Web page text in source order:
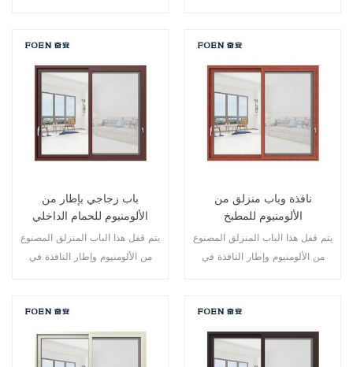
الأبواب لتلبية الاحتياجات المعمارية
المختلفة.
أنواع مختلفة من الأبواب لتلبية
باب زجاجي بإطار من
الألومنيوم للحمام الداخلي
يتم قفل هذا الباب المنزلق المصنوع
من الألومنيوم وإطار النافذة في
الأبواب لتلبية الاحتياجات المعمارية
المختلفة
نافذة وباب منزلق من
الألومنيوم للمطبخ
يتم قفل هذا الباب المنزلق المصنوع
من الألومنيوم وإطار النافذة في
الأبواب لتلبية الاحتياجات المعمارية
المختلفة